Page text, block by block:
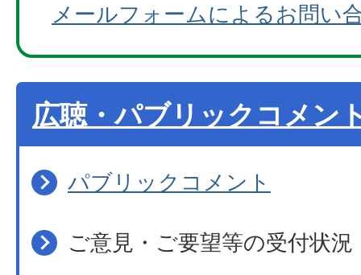
メールフォームによるお問い
広聴・パブリックコメン
パブリックコメント
ご意見・ご要望等の受付状況